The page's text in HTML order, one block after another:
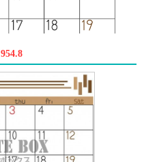
954.8